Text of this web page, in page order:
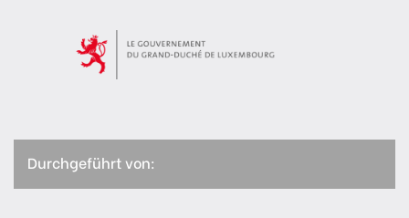
Durchgeführt von: